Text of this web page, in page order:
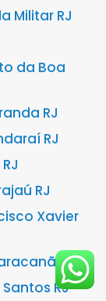
Militar RJ
da Boa
RJ
RJ
RJ
Xavier
RJ
RJ